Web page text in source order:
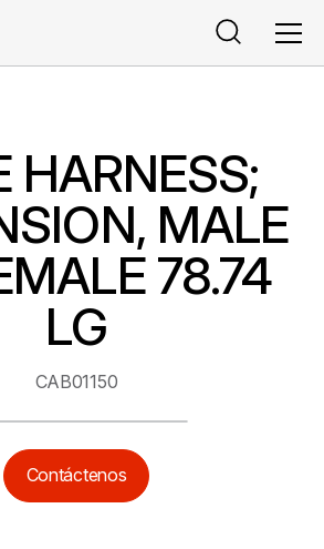
Buscar
HARNESS;
MALE
78.74
LG
CAB01150
Contáctenos